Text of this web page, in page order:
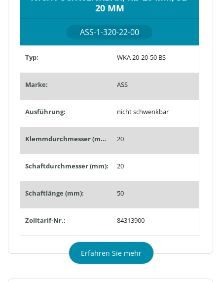
20 MM
ASS-1-320-22-00
Typ: WKA 20-20-50 BS
Marke: ASS
Ausführung: nicht schwenkbar
Klemmdurchmesser (mm): 20
Schaftdurchmesser (mm): 20
Schaftlänge (mm): 50
Zolltarif-Nr.: 84313900
Erfahren Sie mehr